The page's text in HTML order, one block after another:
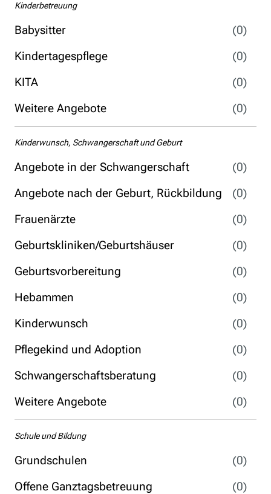
Kinderbetreuung
Babysitter
(0)
Kindertagespflege
(0)
KITA
(0)
Weitere Angebote
(0)
Kinderwunsch, Schwangerschaft und Geburt
Angebote in der Schwangerschaft
(0)
Angebote nach der Geburt, Rückbildung
(0)
Frauenärzte
(0)
Geburtskliniken/Geburtshäuser
(0)
Geburtsvorbereitung
(0)
Hebammen
(0)
Kinderwunsch
(0)
Pflegekind und Adoption
(0)
Schwangerschaftsberatung
(0)
Weitere Angebote
(0)
Schule und Bildung
Grundschulen
(0)
Offene Ganztagsbetreuung
(0)